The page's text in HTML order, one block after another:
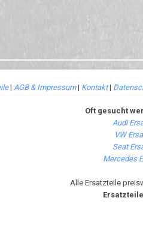
| AGB & Impressum| Kontakt|
Oft gesucht
Audi
VW
Seat
Mercedes
Alle Ersatzteile